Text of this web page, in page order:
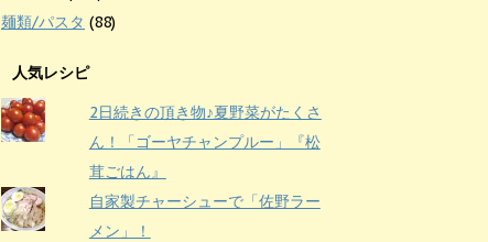
麺類/パスタ (88)
人気レシピ
2日続きの頂き物♪夏野菜がたくさ
ん！「ゴーヤチャンプルー」『松
茸ごはん』
自家製チャーシューで「佐野ラー
メン」！